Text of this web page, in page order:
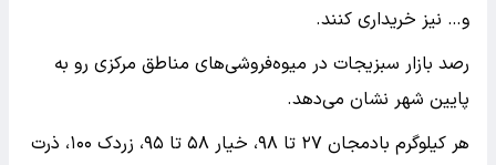
و… نیز خریداری کنند.
رصد بازار سبزیجات در میوه‌فروشی‌های مناطق مرکزی رو به
پایین شهر نشان می‌دهد.
هر کیلوگرم بادمجان ۲۷ تا ۹۸، خیار ۵۸ تا ۹۵، زردک ۱۰۰، ذرت